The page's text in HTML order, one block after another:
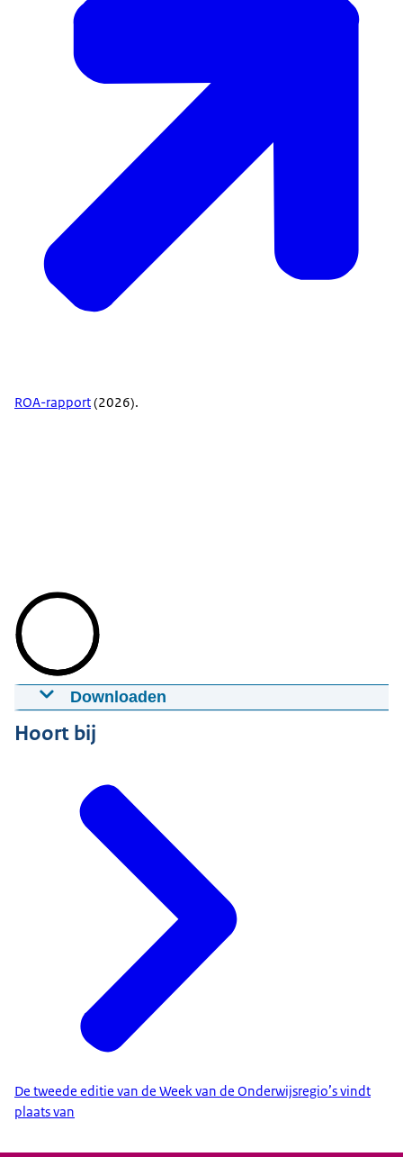
ROA-rapport(2026).
Downloaden
Sturingsdilemma's in de onderwijsregio's
19-06-2026
Hoort bij
De tweede editie van de Week van de Onderwijsregio’s vindt
plaats van